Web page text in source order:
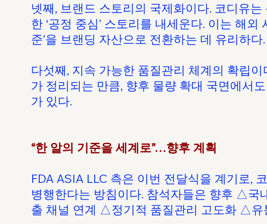
넷째, 브랜드 스토리의 국제화이다. 코디유
한 ‘공정 중심’ 스토리를 내세운다. 이는 해
준’을 브랜딩 자산으로 전환하는 데 유리하다.
다섯째, 지속 가능한 품질관리 체계의 확립이
가 정리되는 만큼, 향후 물량 확대 국면에서
가 있다.
“한 알의 기준을 세계로”…향후 계획
FDA ASIA LLC 측은 이번 전달식을 계기로,
병행한다는 방침이다. 참석자들은 향후 △
출 채널 연계 △정기적 품질관리 고도화 △유